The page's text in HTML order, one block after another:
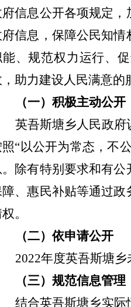
信息公开各项规定
信息，保障公民知
能、规范权力运行、
助力建设人民满意的
（一）积极主动公开
英吾斯塘乡人民政府
“以公开为常态，不
除有特别要求和有
、惠民补贴等通过
。
（二）依申请公开
2022年度英吾斯塘乡
（三） 规范信息管理
结合英吾斯塘乡实际